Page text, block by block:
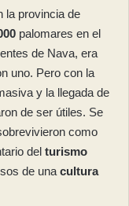
la provincia de
palomares en el
de Nava, era
uno. Pero con la
y la llegada de
de ser útiles. Se
como
del turismo
de una cultura